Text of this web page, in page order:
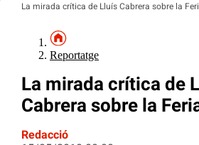
La mirada crítica de Lluís Cabrera sobre la
Reportatge
La mirada crítica de
Cabrera sobre la
Redacció